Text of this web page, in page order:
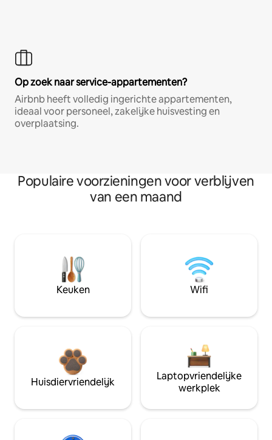
Op zoek naar service-appartementen?
Airbnb heeft volledig ingerichte appartementen,
ideaal voor personeel, zakelijke huisvesting en
overplaatsing.
Populaire voorzieningen voor verblijven
van een maand
Keuken Wifi
Huisdiervriendelijk
Laptopvriendelijke
werkplek